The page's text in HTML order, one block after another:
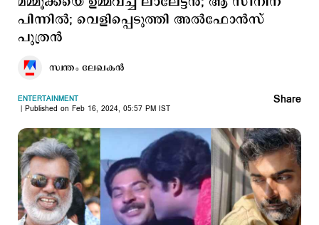
പിന്നില്‍; വെളിപ്പെടുത്തി അല്‍ഫോന്‍സ്
പുത്രന്‍
സ്വന്തം ലേഖകൻ
ENTERTAINMENT
Published on Feb 16, 2024, 05:57 PM IST
Share